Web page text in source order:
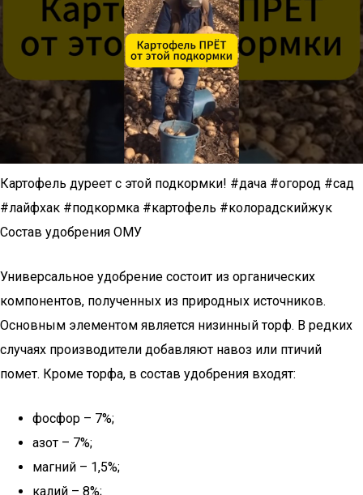
Картофель дуреет с этой подкормки! #дача #огород #сад
#лайфхак #подкормка #картофель #колорадскийжук
Состав удобрения ОМУ
Универсальное удобрение состоит из органических
компонентов, полученных из природных источников.
Основным элементом является низинный торф. В редких
случаях производители добавляют навоз или птичий
помет. Кроме торфа, в состав удобрения входят:
фосфор – 7%;
азот – 7%;
магний – 1,5%;
калий – 8%;